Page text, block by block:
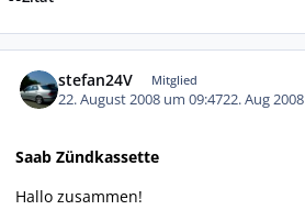
stefan24V Mitglied
22. August 2008 um 09:4722. Aug 2008
Saab Zündkassette
Hallo zusammen!